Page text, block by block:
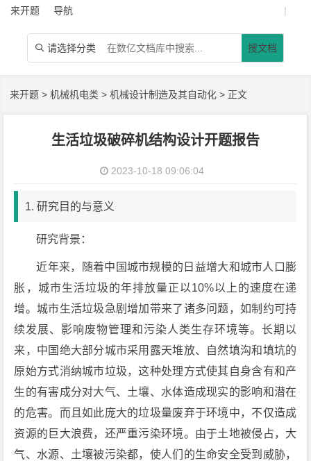
来开题 导航 |
 请选择分类 搜文档
来开题 >机械机电类 >机械设计制造及其自动化 > 正文
生活垃圾破碎机结构设计开题报告
2023-10-18 09:06:04
1. 研究目的与意义
研究背景：
近年来，随着中国城市规模的日益增大和城市人口膨
胀，城市生活垃圾的年排放量正以10%以上的速度在递
增。城市生活垃圾急剧增加带来了诸多问题，如制约可持
续发展、影响废物管理和污染人类生存环境等。长期以
来，中国绝大部分城市采用露天堆放、自然填沟和填坑的
原始方式消纳城市垃圾，这种处理方式使其自身含有和产
生的有害成分对大气、土壤、水体造成现实的影响和潜在
的危害。而且如此庞大的垃圾量废弃于环境中，不仅造成
资源的巨大浪费，还严重污染环境。由于土地被侵占，大
气、水源、土壤被污染都，使人们的生命安全受到威胁，